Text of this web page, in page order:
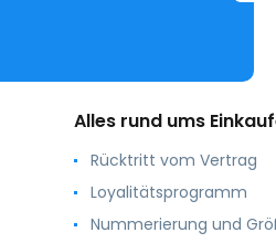
Alles rund ums
Rücktritt vom Vertrag
Loyalitätsprogramm
Nummerierung und